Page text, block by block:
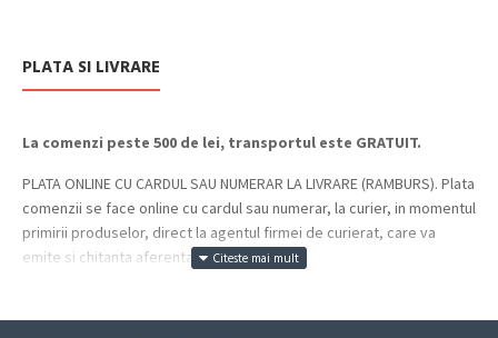
PLATA SI LIVRARE
La comenzi peste 500 de lei, transportul este GRATUIT.
PLATA ONLINE CU CARDUL SAU NUMERAR LA LIVRARE (RAMBURS). Plata
comenzii se face online cu cardul sau numerar, la curier, in momentul
primirii produselor, direct la agentul firmei de curierat, care va
emite si chitanta aferenta incasarii.